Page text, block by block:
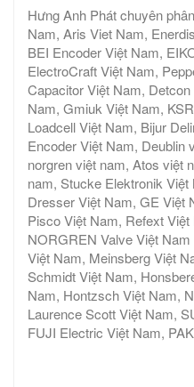
Hưng Anh Phát chuyên
Nam, Aris Viet Nam,
BEI Encoder Việt Nam,
ElectroCraft Việt Nam,
Capacitor Việt Nam,
Nam, Gmiuk Việt Nam,
Loadcell Việt Nam, Bijur
Encoder Việt Nam, Deublin
norgren việt nam, Atos việt
nam, Stucke Elektronik Việt
Dresser Việt Nam, GE Việt
Pisco Việt Nam, Refext
NORGREN Valve Việt
Việt Nam, Meinsberg Việt
Schmidt Việt Nam,
Nam, Hontzsch Việt Nam,
Laurence Scott Việt Nam,
FUJI Electric Việt Nam,